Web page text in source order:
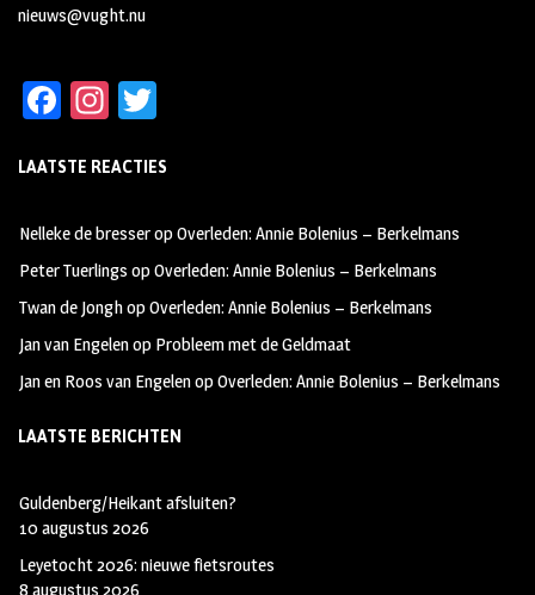
nieuws@vught.nu
Fa
b
oo
k
In
ag
m
tt
LAATSTE REACTIES
Nelleke de bresseropOverleden: Annie Bolenius – Berkelmans
Peter Tuerlings opOverleden: Annie Bolenius – Berkelmans
Twan de JonghopOverleden: Annie Bolenius – Berkelmans
Jan van Engelenop Probleem met de Geldmaat
Jan en Roos van EngelenopOverleden: Annie Bolenius – Berkelmans
LAATSTE BERICHTEN
Guldenberg/Heikant afsluiten?
10 augustus 2026
Leyetocht 2026: nieuwe fietsroutes
8 augustus 2026